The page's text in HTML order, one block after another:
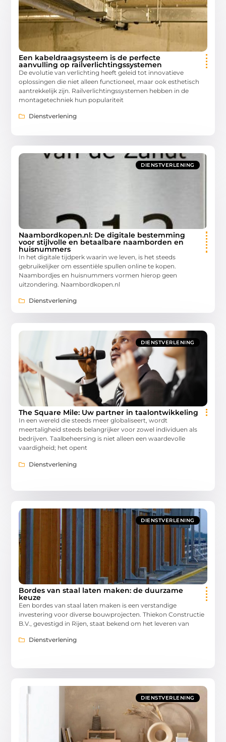
Een kabeldraagsysteem is de perfecte
aanvulling op railverlichtingssystemen
De evolutie van verlichting heeft geleid tot innovatieve
oplossingen die niet alleen functioneel, maar ook esthetisch
aantrekkelijk zijn. Railverlichtingssystemen hebben in de
montagetechniek hun populariteit
Dienstverlening
DIENSTVERLENING
Naambordkopen.nl: De digitale bestemming
voor stijlvolle en betaalbare naamborden en
huisnummers
In het digitale tijdperk waarin we leven, is het steeds
gebruikelijker om essentiële spullen online te kopen.
Naambordjes en huisnummers vormen hierop geen
uitzondering. Naambordkopen.nl
Dienstverlening
DIENSTVERLENING
The Square Mile: Uw partner in taalontwikkeling
In een wereld die steeds meer globaliseert, wordt
meertaligheid steeds belangrijker voor zowel individuen als
bedrijven. Taalbeheersing is niet alleen een waardevolle
vaardigheid; het opent
Dienstverlening
DIENSTVERLENING
Bordes van staal laten maken: de duurzame
keuze
Een bordes van staal laten maken is een verstandige
investering voor diverse bouwprojecten. Thiekon Constructie
B.V., gevestigd in Rijen, staat bekend om het leveren van
Dienstverlening
DIENSTVERLENING